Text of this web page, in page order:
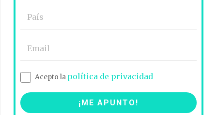
Acepto la política de privacidad